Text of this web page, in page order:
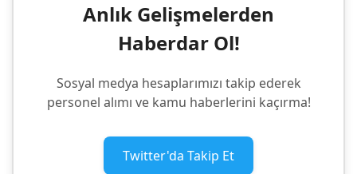
Anlık Gelişmelerden
Haberdar Ol!
Sosyal medya hesaplarımızı takip ederek
personel alımı ve kamu haberlerini kaçırma!
Twitter'da Takip Et